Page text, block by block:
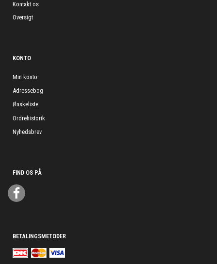
Kontakt os
Oversigt
KONTO
Min konto
Adressebog
Ønskeliste
Ordrehistorik
Nyhedsbrev
FIND OS PÅ
BETALINGSMETODER